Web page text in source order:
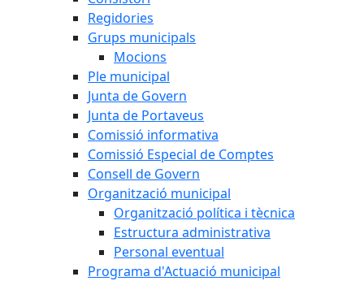
Regidories
Grups municipals
Mocions
Ple municipal
Junta de Govern
Junta de Portaveus
Comissió informativa
Comissió Especial de Comptes
Consell de Govern
Organització municipal
Organització política i tècnica
Estructura administrativa
Personal eventual
Programa d'Actuació municipal